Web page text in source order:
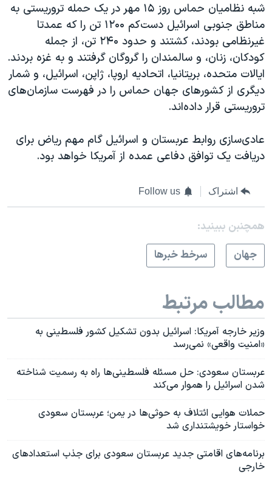
شبه نظامیان حماس روز ۱۵ مهر در یک حمله تروریستی به
مناطق جنوبی اسرائیل دست‌کم ۱۲۰۰ تن را که عمدتا
غیرنظامی بودند، کشتند و حدود ۲۴۰ تن، از جمله
کودکان، زنان، و سالمندان را گروگان گرفتند و به غزه بردند.
ایالات متحده، بریتانیا، اتحادیه اروپا، ژاپن، اسرائیل، و شمار
دیگری از کشورهای جهان حماس را در فهرست سازمان‌های
تروریستی قرار داده‌اند.
عادی‌سازی روابط عربستان و اسرائيل گام مهم ریاض برای
دریافت یک توافق دفاعی عمده از آمریکا خواهد بود.
اشتراک Follow us
همچنبن ببینید:
جهان
سرخط خبرها
مطالب مرتبط
وزیر خارجه آمریکا: اسرائیل بدون تشکیل کشور فلسطینی به
«امنیت واقعی» نمی‌رسد
عربستان سعودی: حل مسئله فلسطینی‌ها راه به رسمیت شناخته
شدن اسرائیل را هموار می‌کند
حملات هوایی ائتلاف به حوثی‌ها در یمن؛ عربستان سعودی
خواستار خویشتنداری شد
برنامه‌های اقامتی جدید عربستان سعودی برای جذب استعدادهای
خارجی